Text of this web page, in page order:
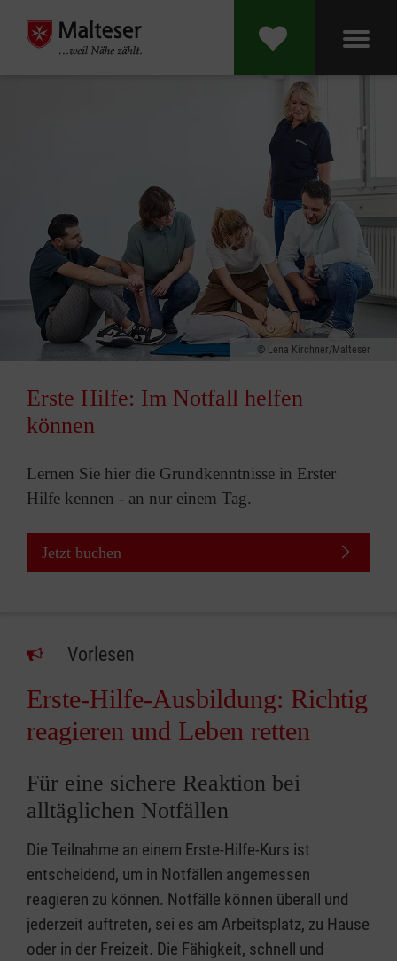
Lena Kirchner/Malteser
Erste Hilfe: Im Notfall helfen
können
Lernen Sie hier die Grundkenntnisse in Erster
Hilfe kennen - an nur einem Tag.
Jetzt buchen
Vorlesen
Erste-Hilfe-Ausbildung: Richtig
reagieren und Leben retten
Für eine sichere Reaktion bei
alltäglichen Notfällen
Die Teilnahme an einem Erste-Hilfe-Kurs ist
entscheidend, um in Notfällen angemessen
reagieren zu können. Notfälle können überall und
jederzeit auftreten, sei es am Arbeitsplatz, zu Hause
oder in der Freizeit. Die Fähigkeit, schnell und